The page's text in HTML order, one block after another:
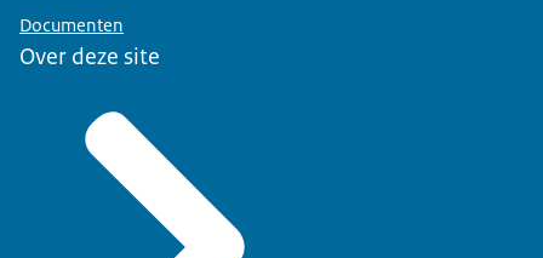
Documenten
Over deze site